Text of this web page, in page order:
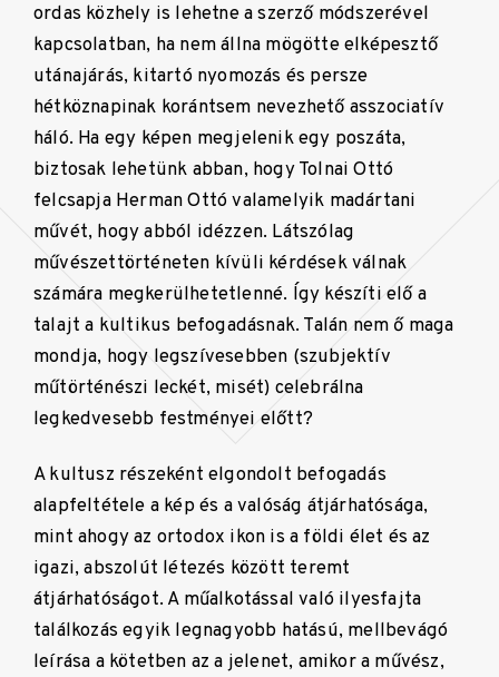
ordas közhely is lehetne a szerző módszerével
kapcsolatban, ha nem állna mögötte elképesztő
utánajárás, kitartó nyomozás és persze
hétköznapinak korántsem nevezhető asszociatív
háló. Ha egy képen megjelenik egy poszáta,
biztosak lehetünk abban, hogy Tolnai Ottó
felcsapja Herman Ottó valamelyik madártani
művét, hogy abból idézzen. Látszólag
művészettörténeten kívüli kérdések válnak
számára megkerülhetetlenné. Így készíti elő a
talajt a kultikus befogadásnak. Talán nem ő maga
mondja, hogy legszívesebben (szubjektív
műtörténészi leckét, misét) celebrálna
legkedvesebb festményei előtt?
A kultusz részeként elgondolt befogadás
alapfeltétele a kép és a valóság átjárhatósága,
mint ahogy az ortodox ikon is a földi élet és az
igazi, abszolút létezés között teremt
átjárhatóságot. A műalkotással való ilyesfajta
találkozás egyik legnagyobb hatású, mellbevágó
leírása a kötetben az a jelenet, amikor a művész,